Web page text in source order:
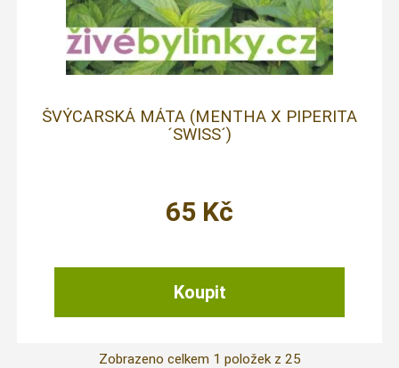
ŠVÝCARSKÁ MÁTA (MENTHA X PIPERITA
´SWISS´)
65 Kč
Zobrazeno celkem 1 položek z 25